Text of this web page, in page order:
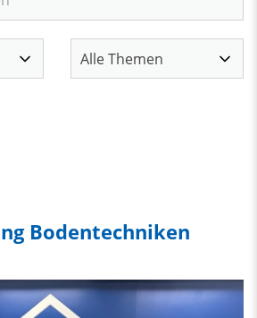
Bodentechniken